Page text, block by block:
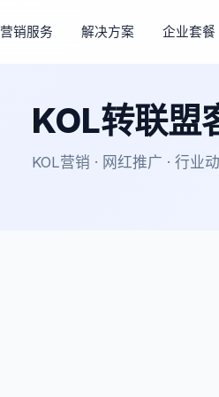
营销服务 解决方案 企业套餐
KOL转联盟
KOL营销 · 网红推广 · 行业